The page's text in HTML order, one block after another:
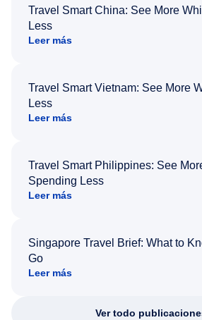
Travel Smart China: See More
Less
Leer más
Travel Smart Vietnam: See More
Less
Leer más
Travel Smart Philippines: See
Spending Less
Leer más
Singapore Travel Brief: What to
Go
Leer más
Ver todo